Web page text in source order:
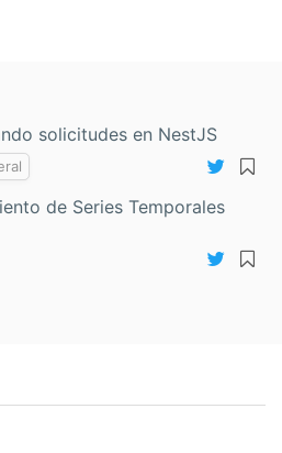
solicitudes en NestJS
de Series Temporales